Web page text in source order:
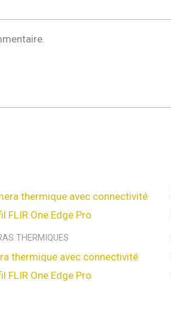
THERMIQUES
thermique avec connectivité
FLIR One Edge Pro